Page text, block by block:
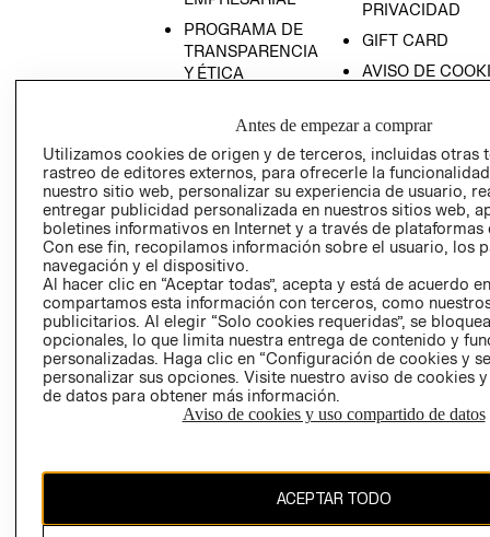
PROGRAMA DE
TRANSPARENCIA
Y ÉTICA
PROGRAMA DE
TRANSPARENCIA
Y ÉTICA (INGLÉS)
PRIVACIDAD
GIFT CARD
AVISO DE
DE INDUSTRIA Y
COMERCIO - SIC
PETICIONES
QUEJAS Y
RECLAMOS
Colombia ($)
CAMBIAR REGIÓN
El contenido de esta página web está protegido por copyright y es
propiedad de H&M Hennes & Mauritz AB.
Antes de empezar a comprar
Utilizamos cookies de origen y de terceros, incluidas otras
rastreo de editores externos, para ofrecerle la
nuestro sitio web, personalizar su experiencia de usuario,
entregar publicidad personalizada en nuestros sitios web,
boletines informativos en Internet y a través de plataformas
Con ese fin, recopilamos información sobre el usuario, los
navegación y el dispositivo.
Al hacer clic en “Aceptar todas”, acepta y está de acuerdo
compartamos esta información con terceros, como
publicitarios. Al elegir “Solo cookies requeridas”, se
opcionales, lo que limita nuestra entrega de contenido y
personalizadas. Haga clic en “Configuración de cookies y
personalizar sus opciones. Visite nuestro aviso de cookies
de datos para obtener más información.
Aviso de cookies y uso compartido de datos
ACEPTAR TODO